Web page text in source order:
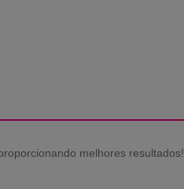
melhores resultados!